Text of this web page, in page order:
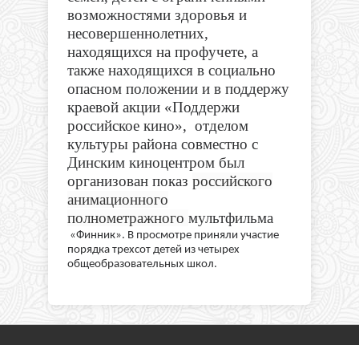
возможностями здоровья и
несовершеннолетних,
находящихся на профучете, а
также находящихся в социально
опасном положении и в поддержу
краевой акции «Поддержи
российское кино», отделом
культуры района совместно с
Динским киноцентром был
организован показ российского
анимационного
полнометражного мультфильма
«Финник». В просмотре приняли участие
порядка трехсот детей из четырех
общеобразовательных школ.